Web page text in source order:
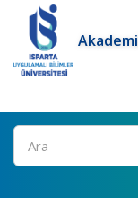
Ara